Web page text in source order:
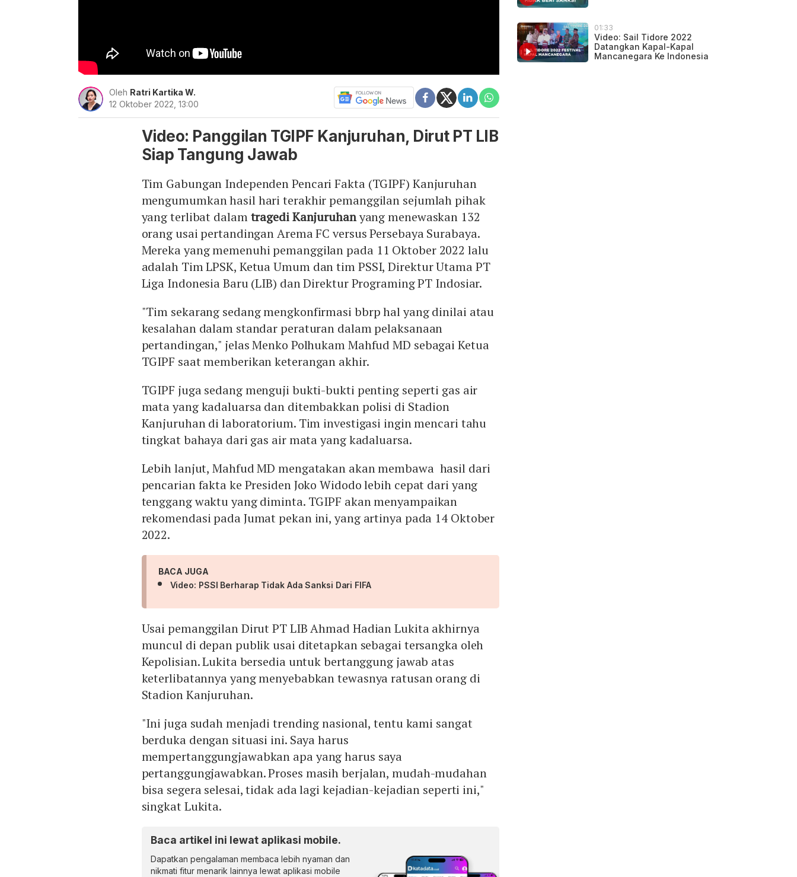
01:33
Video: Sail Tidore 2022
Datangkan Kapal-Kapal
Mancanegara Ke Indonesia
Oleh Ratri Kartika W.
12 Oktober 2022, 13:00
Video: Panggilan TGIPF Kanjuruhan, Dirut PT LIB
Siap Tangung Jawab
Tim Gabungan Independen Pencari Fakta (TGIPF) Kanjuruhan
mengumumkan hasil hari terakhir pemanggilan sejumlah pihak
yang terlibat dalamtragedi Kanjuruhanyang menewaskan 132
orang usai pertandingan Arema FC versus Persebaya Surabaya.
Mereka yang memenuhi pemanggilan pada 11 Oktober 2022 lalu
adalah Tim LPSK, Ketua Umum dan tim PSSI, Direktur Utama PT
Liga Indonesia Baru (LIB) dan Direktur Programing PT Indosiar.
"Tim sekarang sedang mengkonfirmasi bbrp hal yang dinilai atau
kesalahan dalam standar peraturan dalam pelaksanaan
pertandingan," jelas Menko Polhukam Mahfud MD sebagai Ketua
TGIPF saat memberikan keterangan akhir.
TGIPF juga sedang menguji bukti-bukti penting seperti gas air
mata yang kadaluarsa dan ditembakkan polisi di Stadion
Kanjuruhan di laboratorium. Tim investigasi ingin mencari tahu
tingkat bahaya dari gas air mata yang kadaluarsa.
Lebih lanjut, Mahfud MD mengatakan akan membawa hasil dari
pencarian fakta ke Presiden Joko Widodo lebih cepat dari yang
tenggang waktu yang diminta. TGIPF akan menyampaikan
rekomendasi pada Jumat pekan ini, yang artinya pada 14 Oktober
2022.
BACA JUGA
Video: PSSI Berharap Tidak Ada Sanksi Dari FIFA
Usai pemanggilan Dirut PT LIB Ahmad Hadian Lukita akhirnya
muncul di depan publik usai ditetapkan sebagai tersangka oleh
Kepolisian. Lukita bersedia untuk bertanggung jawab atas
keterlibatannya yang menyebabkan tewasnya ratusan orang di
Stadion Kanjuruhan.
"Ini juga sudah menjadi trending nasional, tentu kami sangat
berduka dengan situasi ini. Saya harus
mempertanggungjawabkan apa yang harus saya
pertanggungjawabkan. Proses masih berjalan, mudah-mudahan
bisa segera selesai, tidak ada lagi kejadian-kejadian seperti ini,"
singkat Lukita.
Baca artikel ini lewat aplikasi mobile.
Dapatkan pengalaman membaca lebih nyaman dan
nikmati fitur menarik lainnya lewat aplikasi mobile